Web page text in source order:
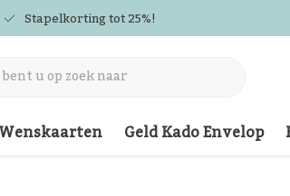
Stapelkorting tot 25%!
Geld Kado Envelop